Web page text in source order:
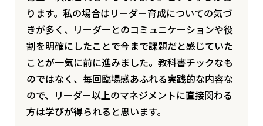
ります。私の場合はリーダー育成についての気づ
きが多く、リーダーとのコミュニケーションや役
割を明確にしたことで今まで課題だと感じていた
ことが一気に前に進みました。教科書チックなも
のではなく、毎回臨場感あふれる実践的な内容な
ので、リーダー以上のマネジメントに直接関わる
方は学びが得られると思います。